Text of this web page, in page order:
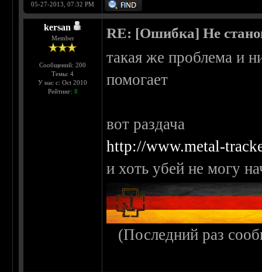
05-27-2013, 07:32 PM
kersan
Member
Сообщений: 200
Темы: 4
У нас с: Oct 2010
Рейтинг: 8
RE: [Ошибка] Не
такая же проблема и
помогает
вот раздача
http://www.metal-
и хоть убей не могу
(Последний раз